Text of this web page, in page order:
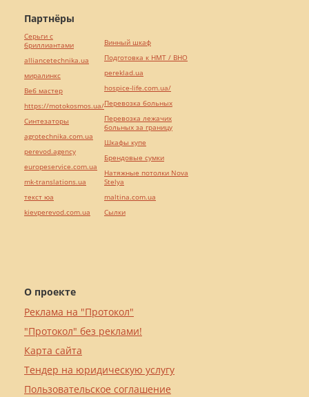
О проекте
Реклама на "Протокол"
"Протокол" без реклами!
Карта сайта
Тендер на юридическую услугу
Пользовательское соглашение
Партнёры
Серьги с
бриллиантами
alliancetechnika.ua
миралинкс
Веб мастер
https://motokosmos.ua/
Синтезаторы
agrotechnika.com.ua
perevod.agency
europeservice.com.ua
mk-translations.ua
текст юа
kievperevod.com.ua
Винный шкаф
Подготовка к НМТ / ВНО
pereklad.ua
hospice-life.com.ua/
Перевозка больных
Перевозка лежачих
больных за границу
Шкафы купе
Брендовые сумки
Натяжные потолки Nova
Stelya
maltina.com.ua
Cылки